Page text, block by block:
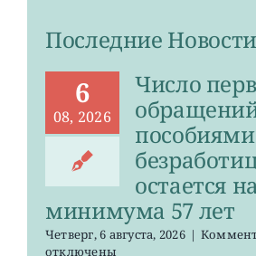
Последние Новости
6
08, 2026
Число
остается
минимума 57 лет
Четверг, 6 августа, 2026 |
отключены